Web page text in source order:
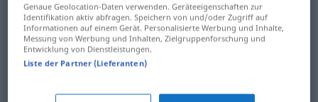
agile gelenkig schnellu.gewandt
gelenkigschnellu. gewandt
Genaue Geolocation-Daten verwenden. Geräteeigenschaften zur
Identifikation aktiv abfragen. Speichern von und/oder Zugriff auf
Informationen auf einem Gerät. Personalisierte Werbung und Inhalte,
Messung von Werbung und Inhalten, Zielgruppenforschung und
Entwicklung von Dienstleistungen.
Liste der Partner (Lieferanten)